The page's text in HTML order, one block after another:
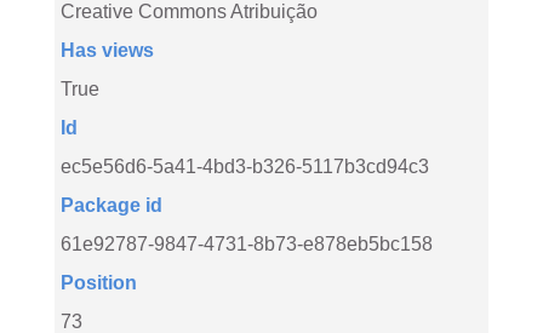
Creative Commons Atribuição
Has views
True
Id
ec5e56d6-5a41-4bd3-b326-5117b3cd94c3
Package id
61e92787-9847-4731-8b73-e878eb5bc158
Position
73